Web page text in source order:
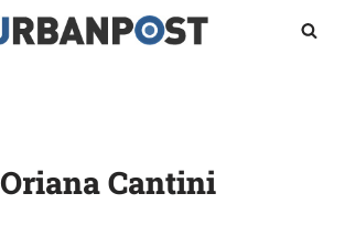
Oriana Cantini